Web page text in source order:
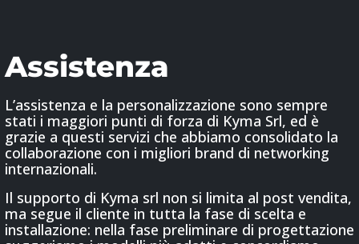
Assistenza
L’assistenza e la personalizzazione sono sempre
stati i maggiori punti di forza di Kyma Srl, ed è
grazie a questi servizi che abbiamo consolidato la
collaborazione con i migliori brand di networking
internazionali.
Il supporto di Kyma srl non si limita al post vendita,
ma segue il cliente in tutta la fase di scelta e
installazione: nella fase preliminare di progettazione